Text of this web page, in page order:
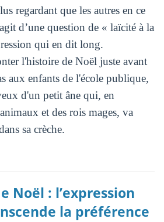
regardant que les autres en ce
d’une question de « laïcité à la
qui en dit long.
l'histoire de Noël juste avant
aux enfants de l'école publique,
d'un petit âne qui, en
et des rois mages, va
sa crèche.
Noël : l’expression
la préférence